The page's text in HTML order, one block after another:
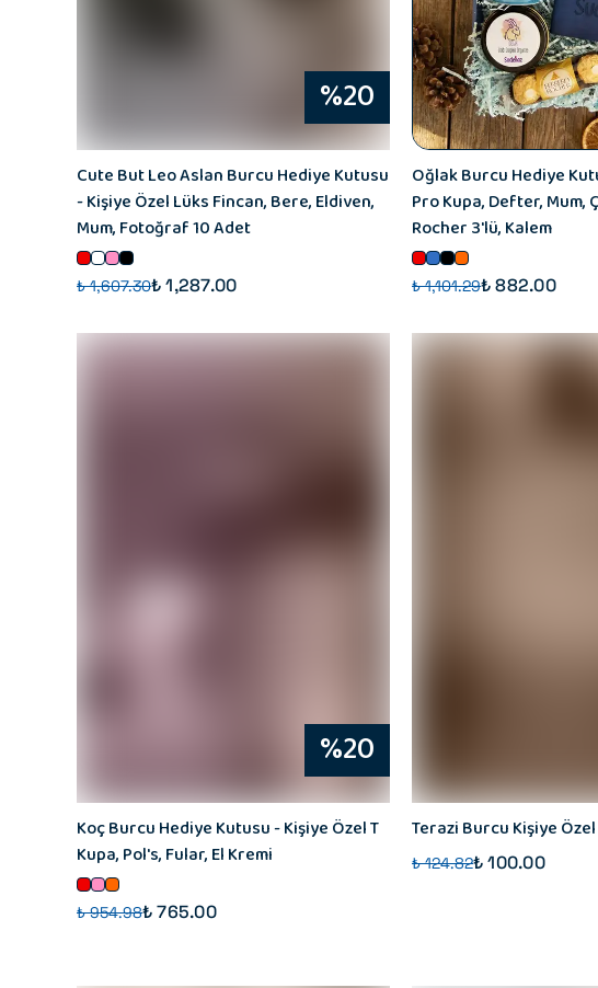
%20
Cute But Leo Aslan Burcu Hediye Kutusu
- Kişiye Özel Lüks Fincan, Bere, Eldiven,
Mum, Fotoğraf 10 Adet
₺ 1,607.30₺ 1,287.00
Oğlak Burcu Hediye
Pro Kupa, Defter,
Rocher 3'lü, Kalem
₺ 1,101.29₺ 882.00
%20
Koç Burcu Hediye Kutusu - Kişiye Özel T
Kupa, Pol's, Fular, El Kremi
₺ 954.98₺ 765.00
Terazi Burcu Kişiye
₺ 124.82₺ 100.00